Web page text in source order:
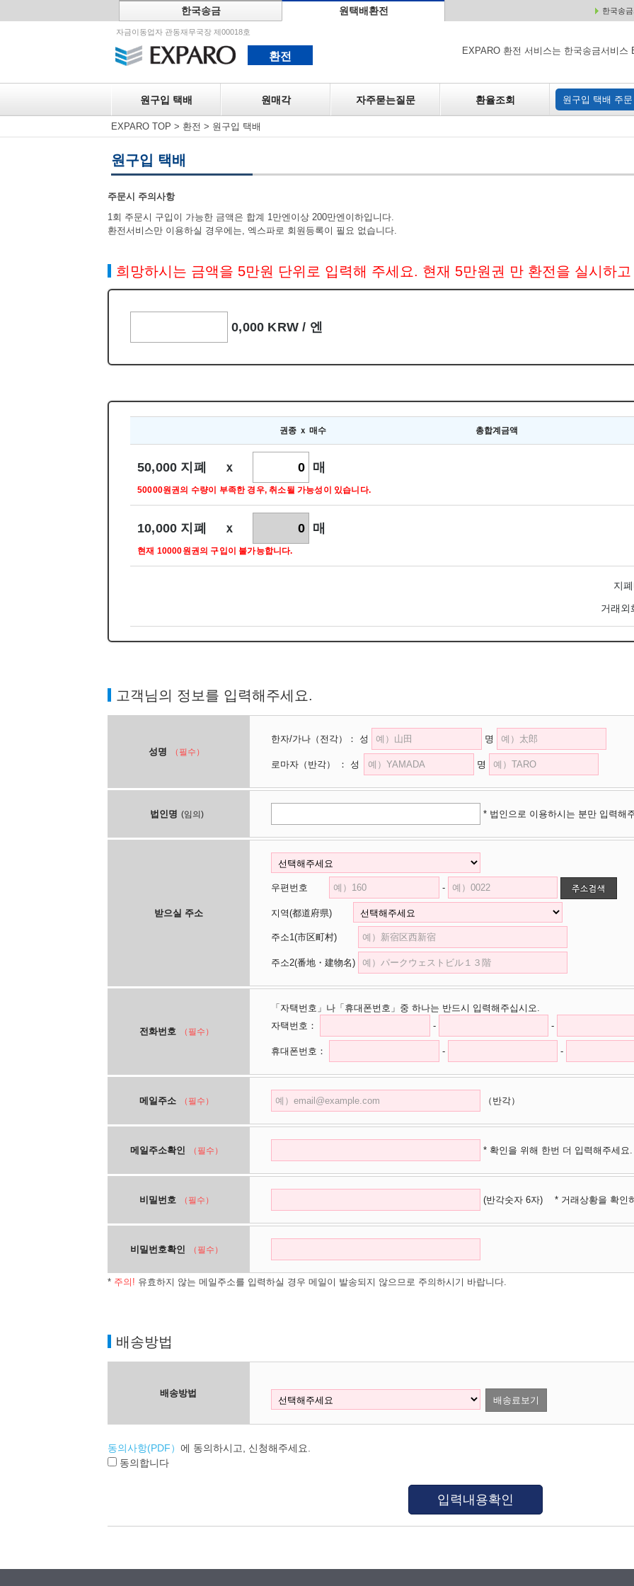
한국송금 원택배환전 한국송
자금이동업자 관동재무국장 제00018호
환전 EXPARO 환전 서비스는 한국송금서비
원구입 택배 원매각 자주묻는질문 환율조회 원구입 택배 주문
원매각 원구
EXPARO TOP > 환전 > 원구입 택배
원구입 택배
주문시 주의사항
1회 주문시 구입이 가능한 금액은 합계 1만엔이상 200만엔이하입니다.
환전서비스만 이용하실 경우에는, 엑스파로 회원등록이 필요 없습니다.
희망하시는 금액을 5만원 단위로 입력해 주세요. 현재 5만원권 만 환전을 실시하
0,000 KRW / 엔
권종 ｘ 매수 총합계금액
50,000 지폐 ｘ 매
50000원권의 수량이 부족한 경우, 취소될 가능성이 있습니다.
10,000 지폐 ｘ 매
현재 10000원권의 구입이 불가능합니다.
지
거래외
고객님의 정보를 입력해주세요.
성명 （필수）
한자/가나 （전각） ： 성 명
로마자 （반각） ： 성 명
법인명 (임의) * 법인으로 이용하시는 분만 입력해
받으실 주소
우편번호 -
지역(都道府県)
주소1(市区町村)
주소2(番地・建物名)
전화번호 （필수）
「자택번호」나「휴대폰번호」중 하나는 반드시 입력해주십시오.
자택번호：
- -
휴대폰번호： - -
메일주소 （필수） （반각）
메일주소확인 （필수） * 확인을 위해 한번 더 입력해주세요.
비밀번호 （필수） (반각숫자 6자) * 거래상황을 확인
비밀번호확인 （필수）
* 주의! 유효하지 않는 메일주소를 입력하실 경우 메일이 발송되지 않으므로 주의하시기 바랍니다.
배송방법
배송방법
배송료보기
동의사항(PDF） 에 동의하시고, 신청해주세요.
동의합니다
입력내용확인